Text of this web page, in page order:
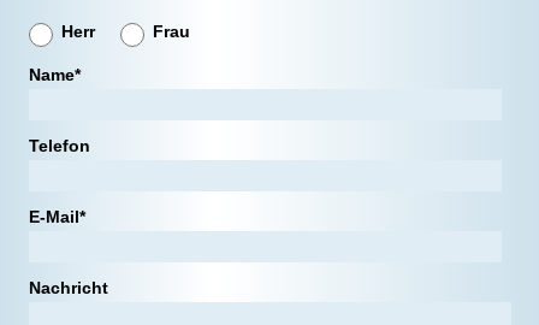
Herr Frau
Name*
Telefon
E-Mail*
Nachricht